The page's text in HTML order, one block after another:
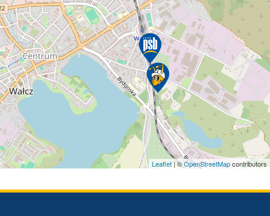
Leaflet | ©OpenStreetMapcontributors